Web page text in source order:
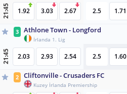
21:45 1.92 3.03 2.67 2.5 1.71
3 Athlone Town - Longford
İrlanda 1. Lig
21:45 2.03 2.93 2.54 2.5 1.60
2 Cliftonville - Crusaders FC
Kuzey İrlanda Premiership